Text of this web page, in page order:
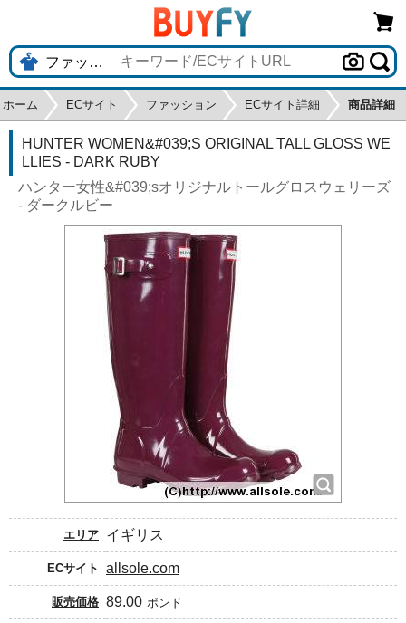
ホーム ECサイト ファッション ECサイト詳細 商品詳細
HUNTER WOMEN&#039;S ORIGINAL TALL GLOSS WE
LLIES - DARK RUBY
ハンター女性&#039;sオリジナルトールグロスウェリーズ
- ダークルビー
エリア イギリス
ECサイト allsole.com
販売価格 89.00 ポンド